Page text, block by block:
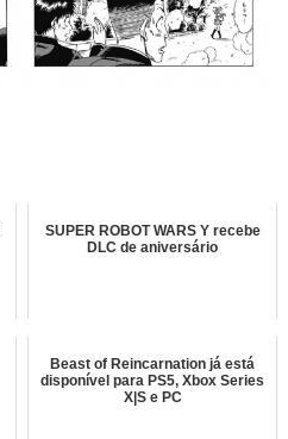
SUPER ROBOT WARS Y recebe
DLC de aniversário
Beast of Reincarnation já está
disponível para PS5, Xbox Series
X|S e PC